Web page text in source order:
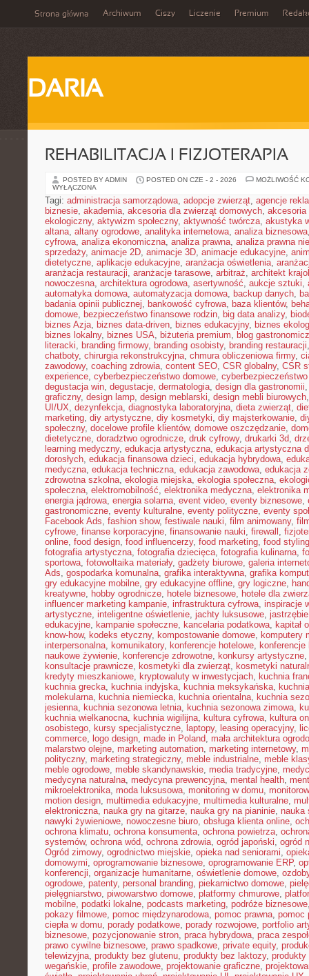
Strona główna Archiwum Ciszy Liczenie Premium
DARIA
REHABILITACJA I FIZJOTERAPIA
POSTED BY ADMIN POSTED ON CZE - 2 - 2026
MOŻLIWOŚĆ
WYŁĄCZONA
Tagi: administracja samorządowa, adopcje zwierząt, agencje
biznesie, akademia, akcesoria dla zwierząt domowych, akcesoria
ekologiczny, aktywizm społeczny, aktywność twórcza, akustyka
altana, altany ogrodowe, analityka internetowa, analiza biznesowa
cyfrowa, analiza ekonomiczna, analiza prawna, analiza prawna
sprzedaży, animacje 2D, animacje 3D, animacje edukacyjne,
dietetyczne, aplikacje edukacyjne, aranżacja oświetlenia,
aranżacja restauracji, aranżacje tarasowe, arbitraż, architekt
nowoczesna, architektura ogrodowa, asertywność, aukcje sztuki,
automatyka domowa, automatyzacja domowa, backup danych,
badania opinii publicznej, bankowość cyfrowa, baza klientów,
domowe, bezpieczeństwo finansowe rodzin, big data analizy,
biznes Azja, biznes data-driven, biznes edukacyjny, biznes
biznes lokalny, biznes USA, biżuteria premium, blog
literacki, branding firmowy, branding osobisty, branding restauracji
chatboty, chirurgia rekonstrukcyjna, chmura obliczeniowa firmy,
zawodowy, coaching zdrowia, content SEO, CSR globalny, CSR
experience, cyberbezpieczeństwo domowe,
degustacja win, degustacje, dermatologia, design dla gastronomii
graficzny, design lamp, design meblarski, design mebli biurowych
UI/UX, dezynfekcja, diagnostyka laboratoryjna, dieta zwierząt,
marketing, diy artystyczne, diy kosmetyki, diy majsterkowanie,
społeczny, docelowe profile klientów, domowe oszczędzanie,
dietetyczne, doradztwo ogrodnicze, druk cyfrowy, drukarki 3d,
learning medyczny, edukacja artystyczna, edukacja artystyczna
dorosłych, edukacja finansowa dzieci, edukacja hybrydowa,
medyczna, edukacja techniczna, edukacja zawodowa, edukacja
zdrowotna szkolna, ekologia miejska, ekologia społeczna,
społeczna, elektromobilność, elektronika medyczna, elektronika
energia jądrowa, energia solarna, event video, eventy biznesowe,
gastronomiczne, eventy kulturalne, eventy polityczne, eventy
Facebook Ads, fashion show, festiwale nauki, film animowany,
cyfrowe, finanse korporacyjne, finansowanie nauki, firewall ,
online, food design, food influencerzy, food marketing, food styling
fotografia artystyczna, fotografia dziecięca, fotografia kulinarna,
sportowa, fotowoltaika materiały, gadżety biurowe, galeria
Ads, gospodarka komunalna, grafika interaktywna, grafika
gry edukacyjne mobilne, gry edukacyjne offline, gry logiczne,
kreatywne, hobby ogrodnicze, hotele biznesowe, hotele dla
influencer marketing kampanie, infrastruktura cyfrowa, inspiracje
artystyczne, inteligentne oświetlenie, jachty luksusowe,
edukacyjne, kampanie społeczne, kancelaria podatkowa, kapitał
know-how, kodeks etyczny, kompostowanie domowe, komputery
interpersonalna, komunikatory, konferencje hotelowe, konferencje
naukowe żywienie, konferencje zdrowotne, konkursy artystyczne,
konsultacje prawnicze, kosmetyki dla zwierząt, kosmetyki
kredyty mieszkaniowe, kryptowaluty w inwestycjach, kuchnia
kuchnia grecka, kuchnia indyjska, kuchnia meksykańska,
molekularna, kuchnia niemiecka, kuchnia orientalna, kuchnia
jesienna, kuchnia sezonowa letnia, kuchnia sezonowa zimowa,
kuchnia wielkanocna, kuchnia wigilijna, kultura cyfrowa, kultura
osobistego, kursy specjalistyczne, laptopy, leasing operacyjny,
commerce, logo design, made in Poland, mała architektura
malarstwo olejne, marketing automation, marketing internetowy,
polityczny, marketing strategiczny, meble industrialne, meble
meble ogrodowe, meble skandynawskie, media tradycyjne,
medycyna naturalna, medycyna prewencyjna, mental health,
mikroelektronika, moda luksusowa, monitoring w domu,
motion design, multimedia edukacyjne, multimedia kulturalne,
elektroniczna, nauka gry na gitarze, nauka gry na pianinie, nauka
nawyki żywieniowe, nowoczesne biuro, obsługa klienta online,
ochrona klimatu, ochrona konsumenta, ochrona powietrza,
systemów, ochrona wód, ochrona zdrowia, ogród japoński, ogród
Ogród zimowy, ogrodnictwo miejskie, opieka nad seniorami,
domowymi, oprogramowanie biznesowe, oprogramowanie ERP,
konferencji, organizacje humanitarne, oświetlenie domowe,
ogrodowe, patenty, personal branding, piekarnictwo domowe,
pielęgniarstwo, piwowarstwo domowe, platformy chmurowe,
mobilne, podatki lokalne, podcasts marketing, podróże biznesowe
pokazy filmowe, pomoc międzynarodowa, pomoc prawna, pomoc
ciepła w domu, porady podatkowe, porady rozwojowe, portfolio
biznesowe, pozycjonowanie stron, praca hybrydowa, praca
prawo cywilne biznesowe, prawo spadkowe, private equity,
telewizyjna, produkty bez glutenu, produkty bez laktozy, produkty
wegańskie, profile zawodowe, projektowanie graficzne,